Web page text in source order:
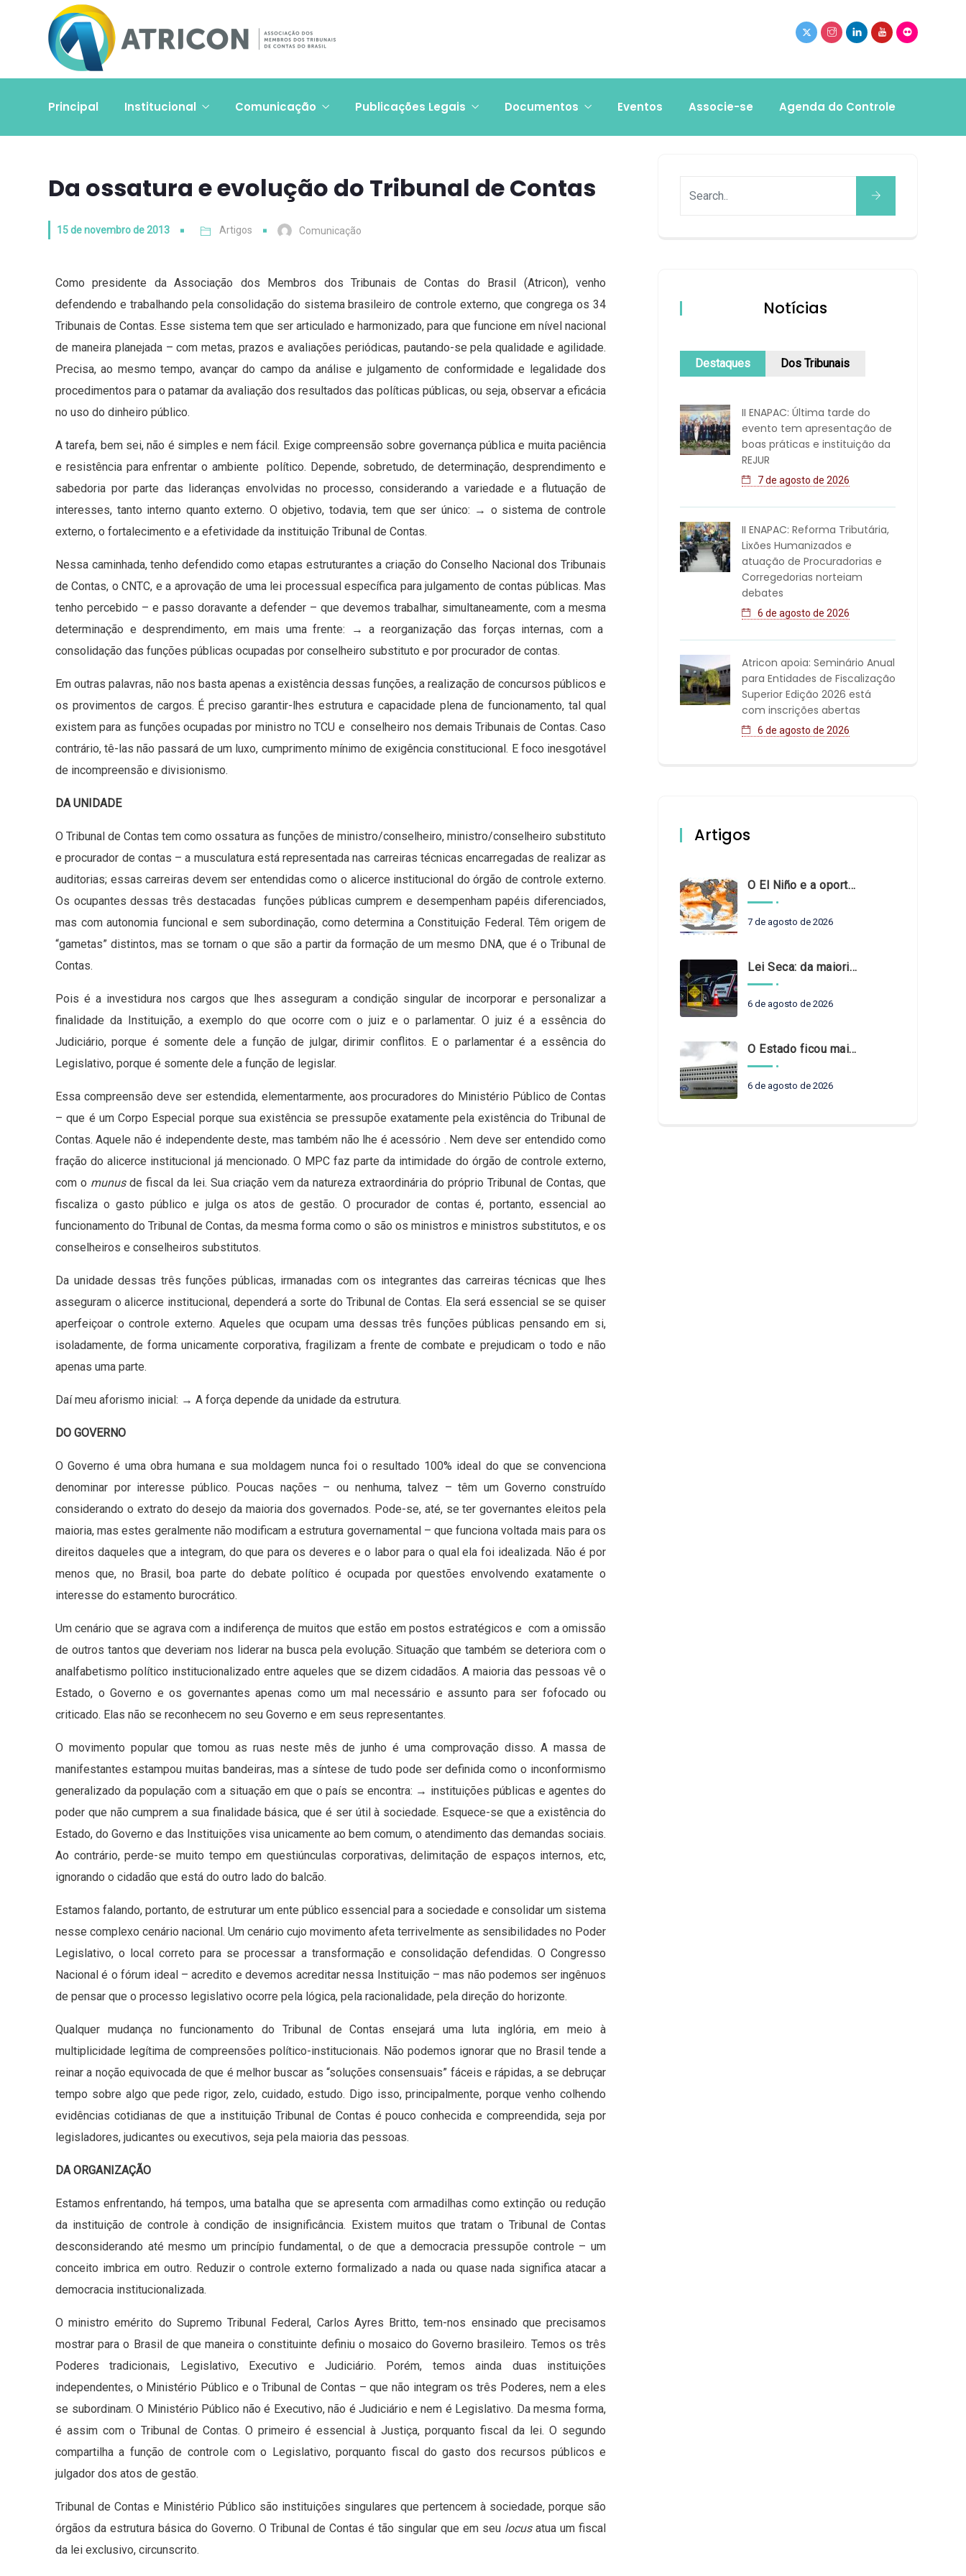
Principal Institucional Comunicação Publicações Legais Documentos Eventos Associe-se Agenda do Controle
Da ossatura e evolução do Tribunal de Contas
15 de novembro de 2013 Artigos Comunicação
Como presidente da Associação dos Membros dos Tribunais de Contas do Brasil (Atricon), venho
defendendo e trabalhando pela consolidação do sistema brasileiro de controle externo, que congrega os 34
Tribunais de Contas. Esse sistema tem que ser articulado e harmonizado, para que funcione em nível nacional
de maneira planejada – com metas, prazos e avaliações periódicas, pautando-se pela qualidade e agilidade.
Precisa, ao mesmo tempo, avançar do campo da análise e julgamento de conformidade e legalidade dos
procedimentos para o patamar da avaliação dos resultados das políticas públicas, ou seja, observar a eficácia
no uso do dinheiro público.
A tarefa, bem sei, não é simples e nem fácil. Exige compreensão sobre governança pública e muita paciência
e resistência para enfrentar o ambiente político. Depende, sobretudo, de determinação, desprendimento e
sabedoria por parte das lideranças envolvidas no processo, considerando a variedade e a flutuação de
interesses, tanto interno quanto externo. O objetivo, todavia, tem que ser único: → o sistema de controle
externo, o fortalecimento e a efetividade da instituição Tribunal de Contas.
Nessa caminhada, tenho defendido como etapas estruturantes a criação do Conselho Nacional dos Tribunais
de Contas, o CNTC, e a aprovação de uma lei processual específica para julgamento de contas públicas. Mas
tenho percebido – e passo doravante a defender – que devemos trabalhar, simultaneamente, com a mesma
determinação e desprendimento, em mais uma frente: → a reorganização das forças internas, com a
consolidação das funções públicas ocupadas por conselheiro substituto e por procurador de contas.
Em outras palavras, não nos basta apenas a existência dessas funções, a realização de concursos públicos e
os provimentos de cargos. É preciso garantir-lhes estrutura e capacidade plena de funcionamento, tal qual
existem para as funções ocupadas por ministro no TCU e conselheiro nos demais Tribunais de Contas. Caso
contrário, tê-las não passará de um luxo, cumprimento mínimo de exigência constitucional. E foco inesgotável
de incompreensão e divisionismo.
DA UNIDADE
O Tribunal de Contas tem como ossatura as funções de ministro/conselheiro, ministro/conselheiro substituto
e procurador de contas – a musculatura está representada nas carreiras técnicas encarregadas de realizar as
auditorias; essas carreiras devem ser entendidas como o alicerce institucional do órgão de controle externo.
Os ocupantes dessas três destacadas funções públicas cumprem e desempenham papéis diferenciados,
mas com autonomia funcional e sem subordinação, como determina a Constituição Federal. Têm origem de
“gametas” distintos, mas se tornam o que são a partir da formação de um mesmo DNA, que é o Tribunal de
Contas.
Pois é a investidura nos cargos que lhes asseguram a condição singular de incorporar e personalizar a
finalidade da Instituição, a exemplo do que ocorre com o juiz e o parlamentar. O juiz é a essência do
Judiciário, porque é somente dele a função de julgar, dirimir conflitos. E o parlamentar é a essência do
Legislativo, porque é somente dele a função de legislar.
Essa compreensão deve ser estendida, elementarmente, aos procuradores do Ministério Público de Contas
– que é um Corpo Especial porque sua existência se pressupõe exatamente pela existência do Tribunal de
Contas. Aquele não é independente deste, mas também não lhe é acessório . Nem deve ser entendido como
fração do alicerce institucional já mencionado. O MPC faz parte da intimidade do órgão de controle externo,
com o munusde fiscal da lei. Sua criação vem da natureza extraordinária do próprio Tribunal de Contas, que
fiscaliza o gasto público e julga os atos de gestão. O procurador de contas é, portanto, essencial ao
funcionamento do Tribunal de Contas, da mesma forma como o são os ministros e ministros substitutos, e os
conselheiros e conselheiros substitutos.
Da unidade dessas três funções públicas, irmanadas com os integrantes das carreiras técnicas que lhes
asseguram o alicerce institucional, dependerá a sorte do Tribunal de Contas. Ela será essencial se se quiser
aperfeiçoar o controle externo. Aqueles que ocupam uma dessas três funções públicas pensando em si,
isoladamente, de forma unicamente corporativa, fragilizam a frente de combate e prejudicam o todo e não
apenas uma parte.
Daí meu aforismo inicial: → A força depende da unidade da estrutura.
DO GOVERNO
O Governo é uma obra humana e sua moldagem nunca foi o resultado 100% ideal do que se convenciona
denominar por interesse público. Poucas nações – ou nenhuma, talvez – têm um Governo construído
considerando o extrato do desejo da maioria dos governados. Pode-se, até, se ter governantes eleitos pela
maioria, mas estes geralmente não modificam a estrutura governamental – que funciona voltada mais para os
direitos daqueles que a integram, do que para os deveres e o labor para o qual ela foi idealizada. Não é por
menos que, no Brasil, boa parte do debate político é ocupada por questões envolvendo exatamente o
interesse do estamento burocrático.
Um cenário que se agrava com a indiferença de muitos que estão em postos estratégicos e com a omissão
de outros tantos que deveriam nos liderar na busca pela evolução. Situação que também se deteriora com o
analfabetismo político institucionalizado entre aqueles que se dizem cidadãos. A maioria das pessoas vê o
Estado, o Governo e os governantes apenas como um mal necessário e assunto para ser fofocado ou
criticado. Elas não se reconhecem no seu Governo e em seus representantes.
O movimento popular que tomou as ruas neste mês de junho é uma comprovação disso. A massa de
manifestantes estampou muitas bandeiras, mas a síntese de tudo pode ser definida como o inconformismo
generalizado da população com a situação em que o país se encontra: → instituições públicas e agentes do
poder que não cumprem a sua finalidade básica, que é ser útil à sociedade. Esquece-se que a existência do
Estado, do Governo e das Instituições visa unicamente ao bem comum, o atendimento das demandas sociais.
Ao contrário, perde-se muito tempo em questiúnculas corporativas, delimitação de espaços internos, etc,
ignorando o cidadão que está do outro lado do balcão.
Estamos falando, portanto, de estruturar um ente público essencial para a sociedade e consolidar um sistema
nesse complexo cenário nacional. Um cenário cujo movimento afeta terrivelmente as sensibilidades no Poder
Legislativo, o local correto para se processar a transformação e consolidação defendidas. O Congresso
Nacional é o fórum ideal – acredito e devemos acreditar nessa Instituição – mas não podemos ser ingênuos
de pensar que o processo legislativo ocorre pela lógica, pela racionalidade, pela direção do horizonte.
Qualquer mudança no funcionamento do Tribunal de Contas ensejará uma luta inglória, em meio à
multiplicidade legítima de compreensões político-institucionais. Não podemos ignorar que no Brasil tende a
reinar a noção equivocada de que é melhor buscar as “soluções consensuais” fáceis e rápidas, a se debruçar
tempo sobre algo que pede rigor, zelo, cuidado, estudo. Digo isso, principalmente, porque venho colhendo
evidências cotidianas de que a instituição Tribunal de Contas é pouco conhecida e compreendida, seja por
legisladores, judicantes ou executivos, seja pela maioria das pessoas.
DA ORGANIZAÇÃO
Estamos enfrentando, há tempos, uma batalha que se apresenta com armadilhas como extinção ou redução
da instituição de controle à condição de insignificância. Existem muitos que tratam o Tribunal de Contas
desconsiderando até mesmo um princípio fundamental, o de que a democracia pressupõe controle – um
conceito imbrica em outro. Reduzir o controle externo formalizado a nada ou quase nada significa atacar a
democracia institucionalizada.
O ministro emérito do Supremo Tribunal Federal, Carlos Ayres Britto, tem-nos ensinado que precisamos
mostrar para o Brasil de que maneira o constituinte definiu o mosaico do Governo brasileiro. Temos os três
Poderes tradicionais, Legislativo, Executivo e Judiciário. Porém, temos ainda duas instituições
independentes, o Ministério Público e o Tribunal de Contas – que não integram os três Poderes, nem a eles
se subordinam. O Ministério Público não é Executivo, não é Judiciário e nem é Legislativo. Da mesma forma,
é assim com o Tribunal de Contas. O primeiro é essencial à Justiça, porquanto fiscal da lei. O segundo
compartilha a função de controle com o Legislativo, porquanto fiscal do gasto dos recursos públicos e
julgador dos atos de gestão.
Tribunal de Contas e Ministério Público são instituições singulares que pertencem à sociedade, porque são
órgãos da estrutura básica do Governo. O Tribunal de Contas é tão singular que em seu locusatua um fiscal
da lei exclusivo, circunscrito.
Notícias
Destaques Dos Tribunais
II ENAPAC: Última tarde do
evento tem apresentação de
boas práticas e instituição da
REJUR
7 de agosto de 2026
II ENAPAC: Reforma Tributária,
Lixões Humanizados e
atuação de Procuradorias e
Corregedorias norteiam
debates
6 de agosto de 2026
Atricon apoia: Seminário Anual
para Entidades de Fiscalização
Superior Edição 2026 está
com inscrições abertas
6 de agosto de 2026
Artigos
O El Niño e a oportunidade de fortalecer o controle externo das políticas climáticas
7 de agosto de 2026
Lei Seca: da maioridade à maturidade
6 de agosto de 2026
O Estado ficou mais complexo. O controle precisa acompanhar
6 de agosto de 2026